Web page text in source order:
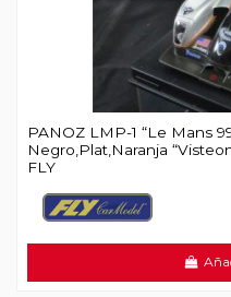
PANOZ LMP-1 “Le Mans
Negro,Plat,Naranja
FLY